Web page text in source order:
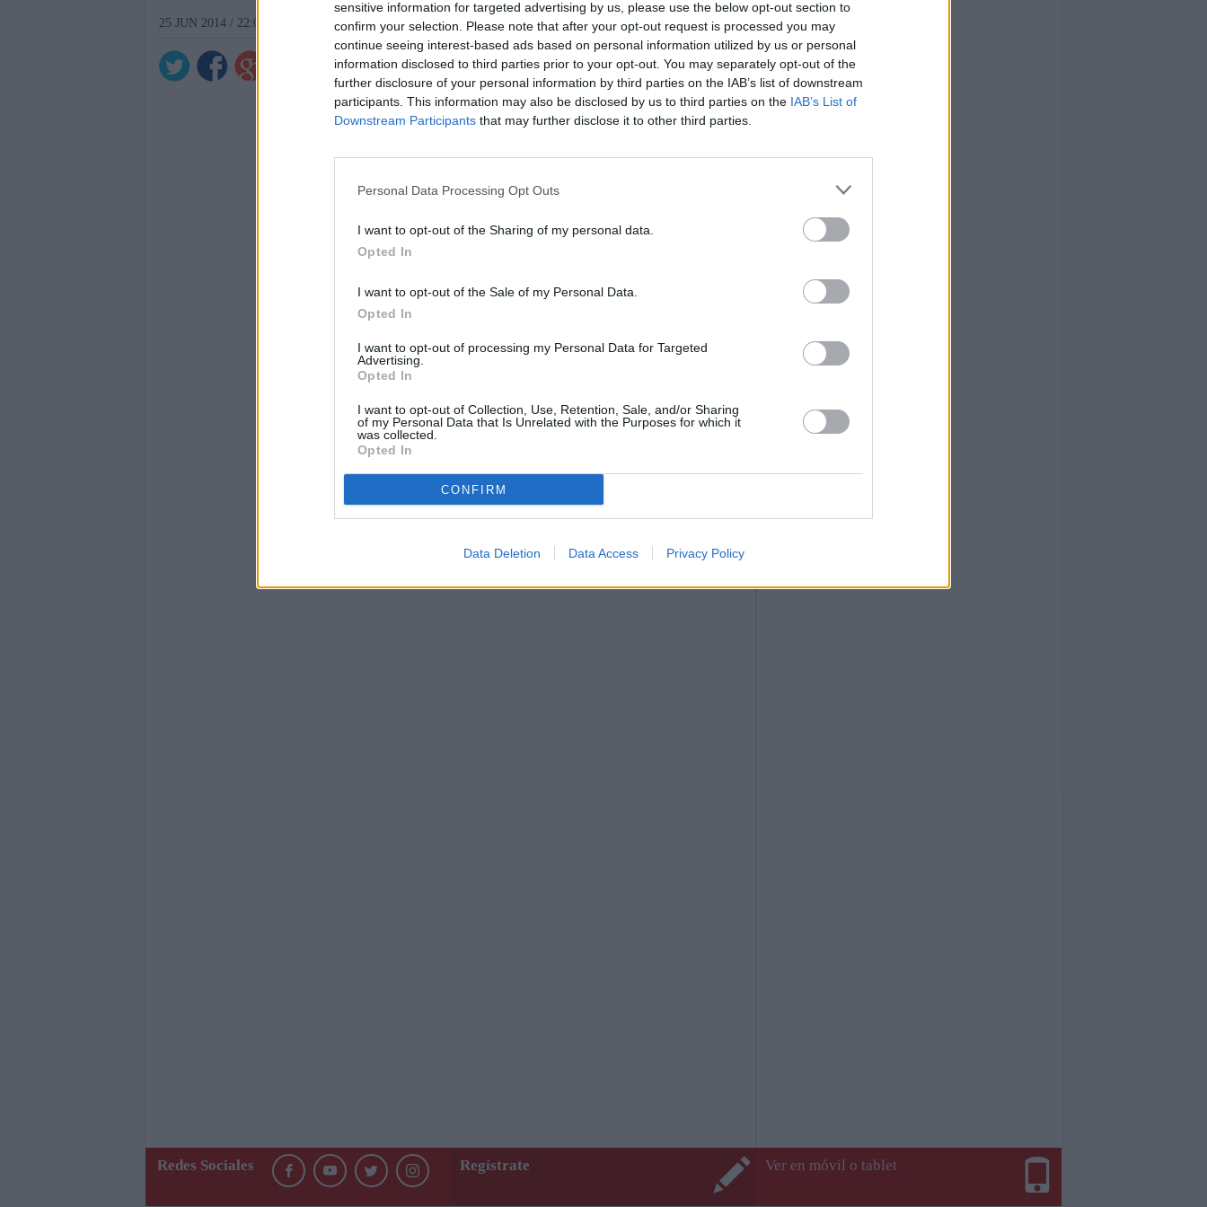
sensitive information for targeted advertising by us, please use the below opt-out section to
confirm your selection. Please note that after your opt-out request is processed you may
continue seeing interest-based ads based on personal information utilized by us or personal
information disclosed to third parties prior to your opt-out. You may separately opt-out of the
further disclosure of your personal information by third parties on the IAB’s list of downstream
participants. This information may also be disclosed by us to third parties on the IAB’s List of
Downstream Participants that may further disclose it to other third parties.
Personal Data Processing Opt Outs
I want to opt-out of the Sharing of my personal data.
Opted In
I want to opt-out of the Sale of my Personal Data.
Opted In
I want to opt-out of processing my Personal Data for Targeted
Advertising.
Opted In
I want to opt-out of Collection, Use, Retention, Sale, and/or Sharing
of my Personal Data that Is Unrelated with the Purposes for which it
was collected.
Opted In
CONFIRM
Data Deletion Data Access Privacy Policy
25 JUN 2014 / 22:00 H.
Redes Sociales Regístrate Ver en móvil o tablet